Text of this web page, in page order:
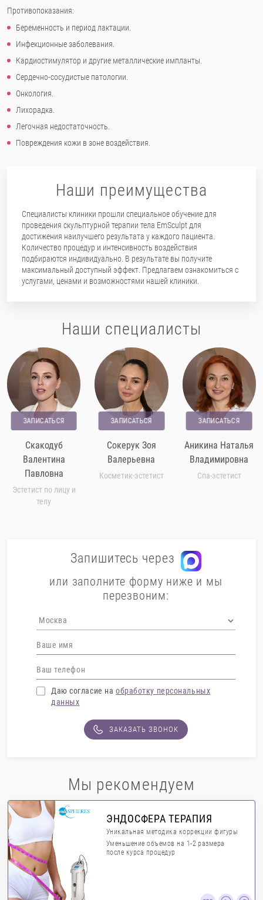
Противопоказания:
Беременность и период лактации.
Инфекционные заболевания.
Кардиостимулятор и другие металлические импланты.
Сердечно-сосудистые патологии.
Онкология.
Лихорадка.
Легочная недостаточность.
Повреждения кожи в зоне воздействия.
Наши преимущества
Специалисты клиники прошли специальное обучение для
проведения скульптурной терапии тела EmSculpt для
достижения наилучшего результата у каждого пациента.
Количество процедур и интенсивность воздействия
подбираются индивидуально. В результате вы получите
максимальный доступный эффект. Предлагаем ознакомиться с
услугами, ценами и возможностями нашей клиники.
Наши специалисты
ЗАПИСАТЬСЯ
Скакодуб
Валентина
Павловна
Эстетист по лицу и
телу
ЗАПИСАТЬСЯ
Сокерук Зоя
Валерьевна
Косметик-эстетист
ЗАПИСАТЬСЯ
Аникина Наталья
Владимировна
Спа-эстетист
Запишитесь через
или заполните форму ниже и мы
перезвоним:
Даю согласие на обработку персональных
данных
ЗАКАЗАТЬ ЗВОНОК
Мы рекомендуем
ЭНДОСФЕРА ТЕРАПИЯ
Уникальная методика коррекции фигуры
Уменьшение объемов на 1-2 размера
после курса процедур